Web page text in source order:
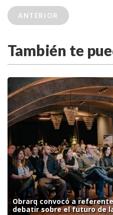
ANTERIOR
También te
Obrarq convocó a
debatir sobre el futuro de